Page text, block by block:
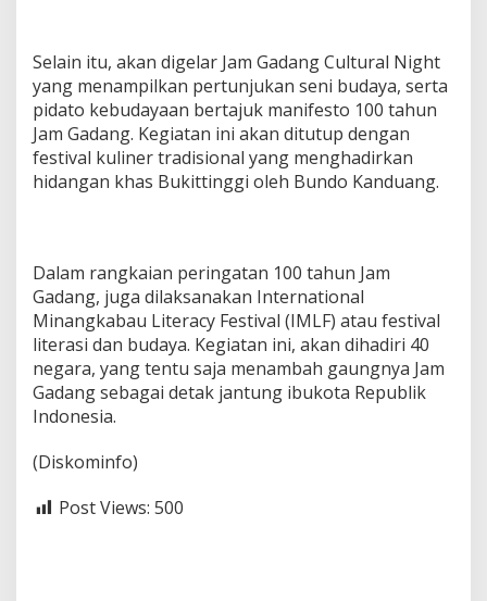
Selain itu, akan digelar Jam Gadang Cultural Night
yang menampilkan pertunjukan seni budaya, serta
pidato kebudayaan bertajuk manifesto 100 tahun
Jam Gadang. Kegiatan ini akan ditutup dengan
festival kuliner tradisional yang menghadirkan
hidangan khas Bukittinggi oleh Bundo Kanduang.
Dalam rangkaian peringatan 100 tahun Jam
Gadang, juga dilaksanakan International
Minangkabau Literacy Festival (IMLF) atau festival
literasi dan budaya. Kegiatan ini, akan dihadiri 40
negara, yang tentu saja menambah gaungnya Jam
Gadang sebagai detak jantung ibukota Republik
Indonesia.
(Diskominfo)
Post Views: 500